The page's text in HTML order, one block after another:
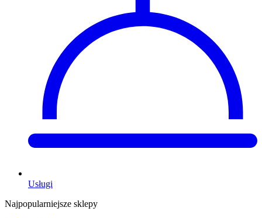
Usługi
Najpopularniejsze sklepy